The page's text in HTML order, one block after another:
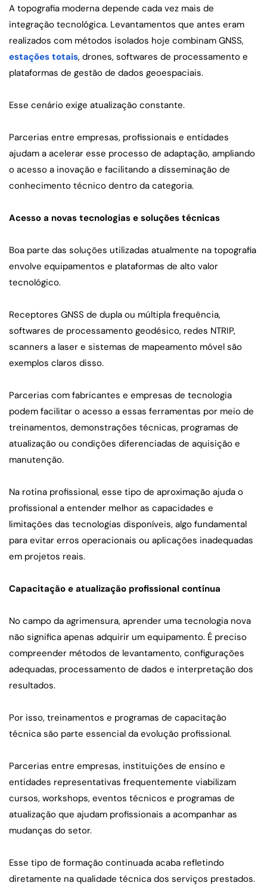
A topografia moderna depende cada vez mais de
integração tecnológica. Levantamentos que antes eram
estações totais, drones, softwares de processamento e
plataformas de gestão de dados geoespaciais.
Esse cenário exige atualização constante.
Parcerias entre empresas, profissionais e entidades
ajudam a acelerar esse processo de adaptação, ampliando
o acesso a inovação e facilitando a disseminação de
conhecimento técnico dentro da categoria.
Acesso a novas tecnologias e soluções técnicas
Boa parte das soluções utilizadas atualmente na topografia
envolve equipamentos e plataformas de alto valor
tecnológico.
Receptores GNSS de dupla ou múltipla frequência,
softwares de processamento geodésico, redes NTRIP,
scanners a laser e sistemas de mapeamento móvel são
exemplos claros disso.
Parcerias com fabricantes e empresas de tecnologia
podem facilitar o acesso a essas ferramentas por meio de
treinamentos, demonstrações técnicas, programas de
atualização ou condições diferenciadas de aquisição e
manutenção.
Na rotina profissional, esse tipo de aproximação ajuda o
profissional a entender melhor as capacidades e
limitações das tecnologias disponíveis, algo fundamental
para evitar erros operacionais ou aplicações inadequadas
em projetos reais.
Capacitação e atualização profissional contínua
No campo da agrimensura, aprender uma tecnologia nova
não significa apenas adquirir um equipamento. É preciso
compreender métodos de levantamento, configurações
adequadas, processamento de dados e interpretação dos
resultados.
Por isso, treinamentos e programas de capacitação
técnica são parte essencial da evolução profissional.
Parcerias entre empresas, instituições de ensino e
entidades representativas frequentemente viabilizam
cursos, workshops, eventos técnicos e programas de
atualização que ajudam profissionais a acompanhar as
mudanças do setor.
Esse tipo de formação continuada acaba refletindo
diretamente na qualidade técnica dos serviços prestados.